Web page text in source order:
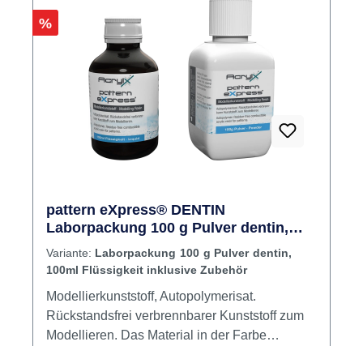
Rabatt
%
pattern eXpress® DENTIN
Laborpackung 100 g Pulver dentin,
100ml Flüssigkeit inklusive Zubehör
Variante: Laborpackung 100 g Pulver dentin,
100ml Flüssigkeit inklusive Zubehör
Modellierkunststoff, Autopolymerisat.
Rückstandsfrei verbrennbarer Kunststoff zum
Modellieren. Das Material in der Farbe